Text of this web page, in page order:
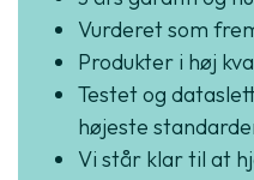
Vurderet som
Produkter i høj
Testet og
højeste
Vi står klar til at